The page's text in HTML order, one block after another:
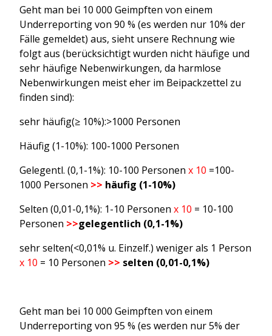
Geht man bei 10 000 Geimpften von einem
Underreporting von 90 % (es werden nur 10% der
Fälle gemeldet) aus, sieht unsere Rechnung wie
folgt aus (berücksichtigt wurden nicht häufige und
sehr häufige Nebenwirkungen, da harmlose
Nebenwirkungen meist eher im Beipackzettel zu
finden sind):
sehr häufig(≥ 10%):>1000 Personen
Häufig (1-10%): 100-1000 Personen
Gelegentl. (0,1-1%): 10-100 Personen x 10 =100-
1000 Personen >> häufig (1-10%)
Selten (0,01-0,1%): 1-10 Personen x 10 = 10-100
Personen >>gelegentlich (0,1-1%)
sehr selten(<0,01% u. Einzelf.) weniger als 1 Person
x 10 = 10 Personen >> selten (0,01-0,1%)
Geht man bei 10 000 Geimpften von einem
Underreporting von 95 % (es werden nur 5% der